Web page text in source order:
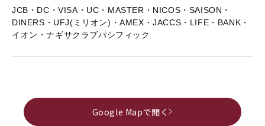
JCB・DC・VISA・UC・MASTER・NICOS・SAISON・
DINERS・UFJ(ミリオン)・AMEX・JACCS・LIFE・BANK・
イオン・ナギサクラブパシフィック
Google Mapで開く